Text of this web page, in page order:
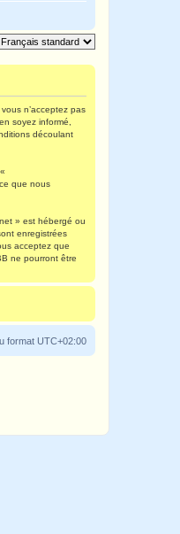
n’acceptez pas
soyez informé,
découlant
que nous
» est hébergé ou
enregistrées
acceptez que
ne pourront être
format UTC+02:00